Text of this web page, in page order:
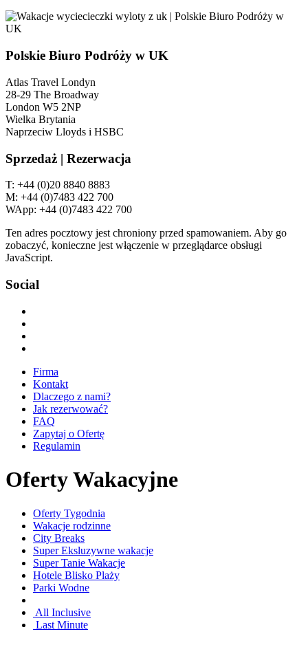
Polskie Biuro Podróży w UK
Atlas Travel Londyn
28-29 The Broadway
London W5 2NP
Wielka Brytania
Naprzeciw Lloyds i HSBC
Sprzedaż | Rezerwacja
T: +44 (0)20 8840 8883
M: +44 (0)7483 422 700
WApp: +44 (0)7483 422 700
Ten adres pocztowy jest chroniony przed spamowaniem. Aby go
zobaczyć, konieczne jest włączenie w przeglądarce obsługi
JavaScript.
Social
Firma
Kontakt
Dlaczego z nami?
Jak rezerwować?
FAQ
Zapytaj o Ofertę
Regulamin
Oferty Wakacyjne
Oferty Tygodnia
Wakacje rodzinne
City Breaks
Super Eksluzywne wakacje
Super Tanie Wakacje
Hotele Blisko Plaży
Parki Wodne
All Inclusive
Last Minute